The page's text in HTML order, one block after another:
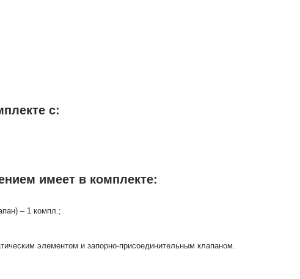
с:
имеет в комплекте:
– 1 компл.;
элементом и запорно-присоединительным клапаном.